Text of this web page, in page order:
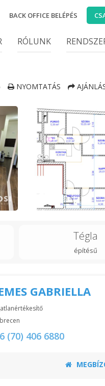
BACK OFFICE BELÉPÉS
RÓLUNK
NYOMTATÁS
Tégla
építésű
GABRIELLA
(70) 406 6880